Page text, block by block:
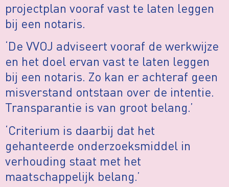
projectplan vooraf vast te laten leggen
bij een notaris.
‘De VVOJ adviseert vooraf de werkwijze
en het doel ervan vast te laten leggen
bij een notaris. Zo kan er achteraf geen
misverstand ontstaan over de intentie.
Transparantie is van groot belang.’
‘Criterium is daarbij dat het
gehanteerde onderzoeksmiddel in
verhouding staat met het
maatschappelijk belang.’